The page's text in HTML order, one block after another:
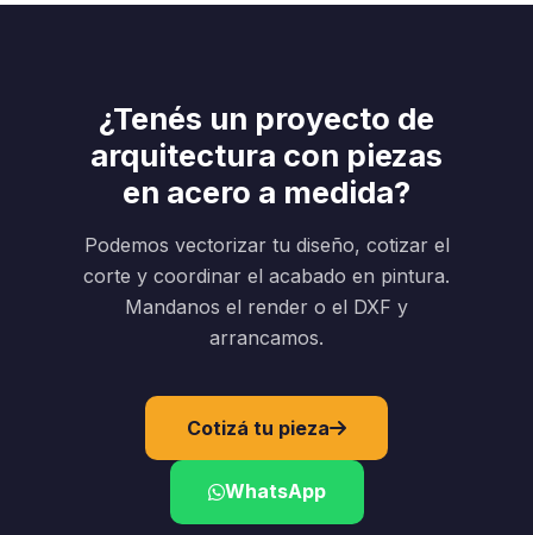
¿Tenés un proyecto de
arquitectura con piezas
en acero a medida?
Podemos vectorizar tu diseño, cotizar el
corte y coordinar el acabado en pintura.
Mandanos el render o el DXF y
arrancamos.
Cotizá tu pieza
WhatsApp